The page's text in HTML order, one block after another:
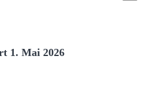
1. Mai 2026